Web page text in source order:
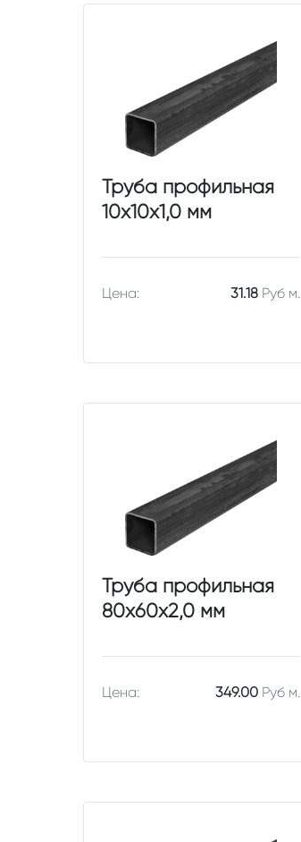
Труба профильная
10х10х1,0 мм
Цена: 31.18Руб м.
Труба профильная
80х60х2,0 мм
Цена: 349.00Руб м.